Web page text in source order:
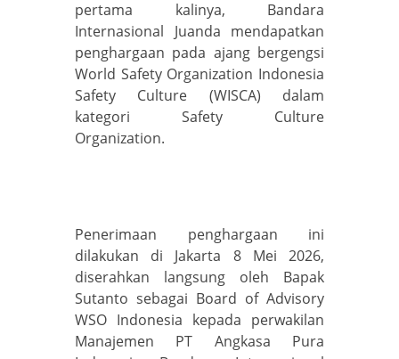
pertama kalinya, Bandara
Internasional Juanda mendapatkan
penghargaan pada ajang bergengsi
World Safety Organization Indonesia
Safety Culture (WISCA) dalam
kategori Safety Culture
Organization.
Penerimaan penghargaan ini
dilakukan di Jakarta 8 Mei 2026,
diserahkan langsung oleh Bapak
Sutanto sebagai Board of Advisory
WSO Indonesia kepada perwakilan
Manajemen PT Angkasa Pura